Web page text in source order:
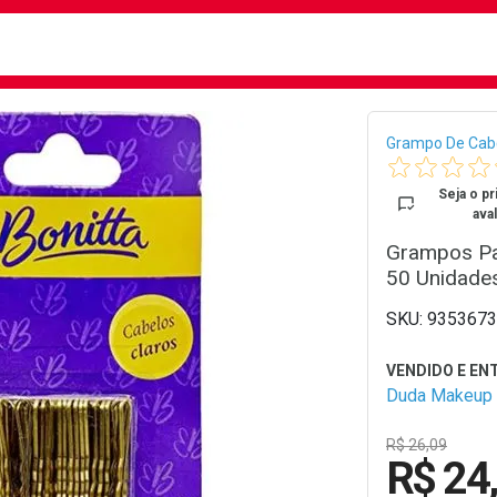
Grampo De
Seja o
Grampos
50
Duda Makeup
R$ 26,09
R$